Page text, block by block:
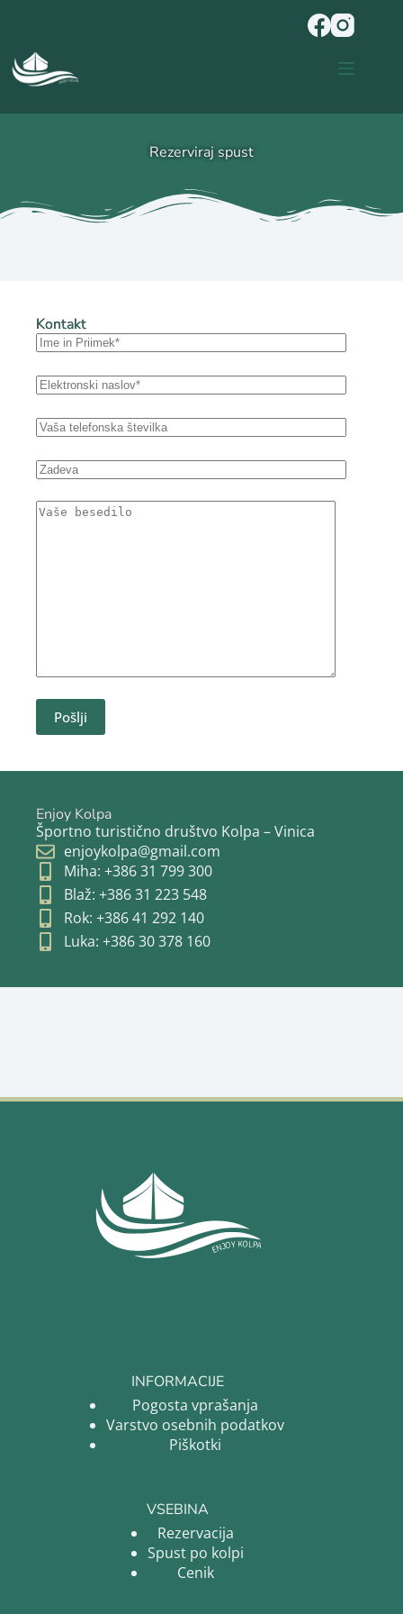
Rezerviraj spust
Kontakt
Enjoy Kolpa
Športno turistično društvo Kolpa – Vinica
enjoykolpa@gmail.com
Miha: +386 31 799 300
Blaž: +386 31 223 548
Rok: +386 41 292 140
Luka: +386 30 378 160
INFORMACIJE
Pogosta vprašanja
Varstvo osebnih podatkov
Piškotki
VSEBINA
Rezervacija
Spust po kolpi
Cenik